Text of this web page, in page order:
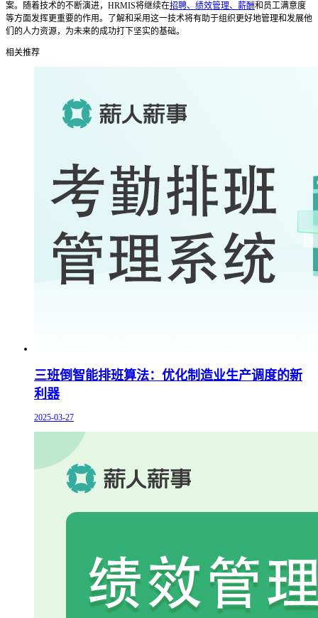
案。随着技术的不断演进，HRMIS将继续在招聘、绩效管理、薪酬和员工满意度
等方面发挥更重要的作用。了解和采用这一技术将有助于组织更好地管理和发展他
们的人力资源，为未来的成功打下坚实的基础。
相关推荐
三班倒智能排班算法：优化制造业生产调度的新
利器
2025-03-27